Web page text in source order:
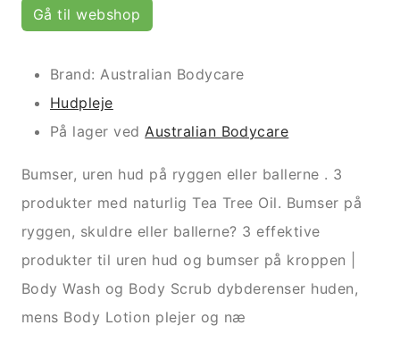
Gå til webshop
Brand: Australian Bodycare
Hudpleje
På lager vedAustralian Bodycare
Bumser, uren hud på ryggen eller ballerne . 3
produkter med naturlig Tea Tree Oil. Bumser på
ryggen, skuldre eller ballerne? 3 effektive
produkter til uren hud og bumser på kroppen |
Body Wash og Body Scrub dybderenser huden,
mens Body Lotion plejer og næ